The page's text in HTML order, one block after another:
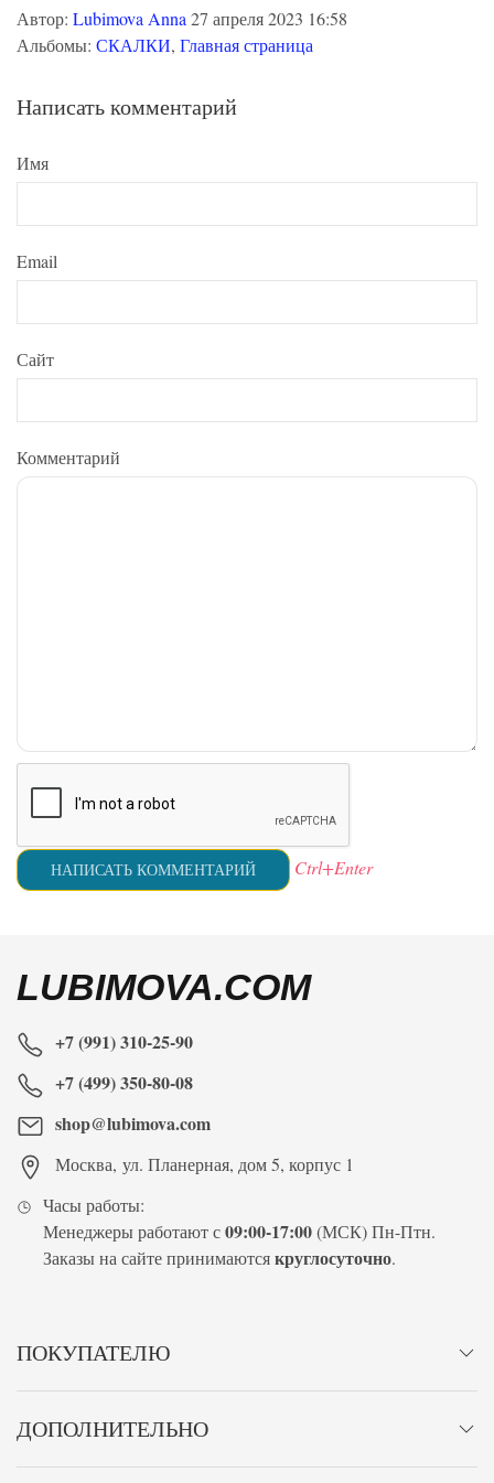
Автор: Lubimova Anna 27 апреля 2023 16:58
Альбомы: СКАЛКИ, Главная страница
Написать комментарий
Имя
Email
Сайт
Комментарий
Ctrl+Enter
LUBIMOVA.COM
+7 (991) 310-25-90
+7 (499) 350-80-08
shop@lubimova.com
Москва, ул. Планерная, дом 5, корпус 1
Часы работы:
Менеджеры работают с09:00-17:00(МСК) Пн-Птн.
Заказы на сайте принимаютсякруглосуточно.
ПОКУПАТЕЛЮ
ДОПОЛНИТЕЛЬНО